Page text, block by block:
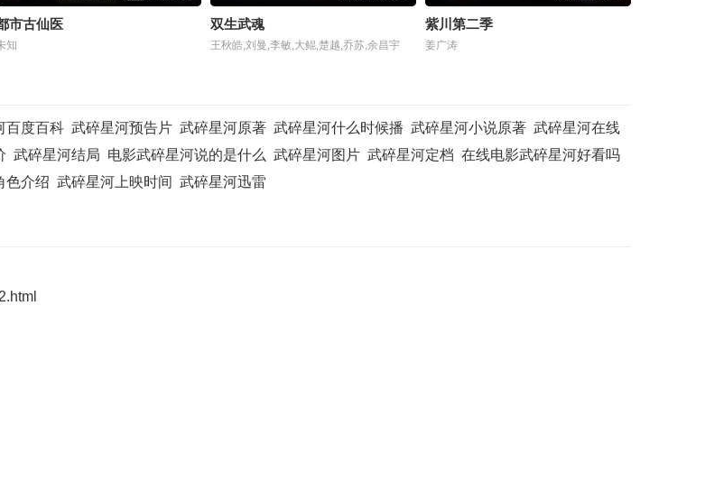
市古仙医
知
双生武魂
王秋皓,刘曼,李敏,大鲲,楚越,乔苏,余昌宇
紫川第二季
姜广涛
百度百科 武碎星河预告片 武碎星河原著 武碎星河什么时候播 武碎星河小说原著 武碎星河在线
武碎星河结局 电影武碎星河说的是什么 武碎星河图片 武碎星河定档 在线电影武碎星河好看吗
色介绍 武碎星河上映时间 武碎星河迅雷